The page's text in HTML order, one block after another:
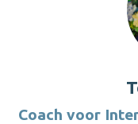
Coach voor